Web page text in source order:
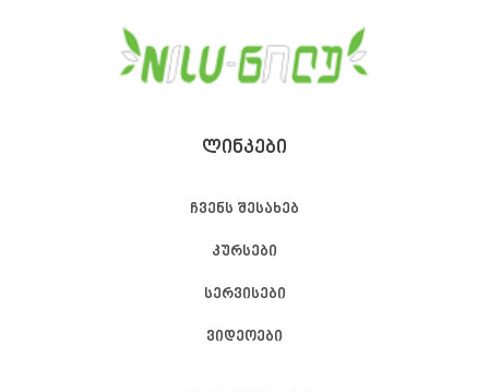
ᲚᲘᲜᲙᲔᲑᲘ
ჩვენს შესახებ
კურსები
სერვისები
ვიდეოები